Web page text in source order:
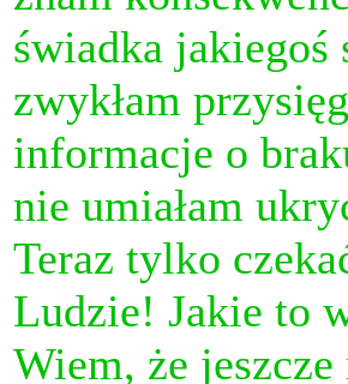
świadka jakiegoś
zwykłam
informacje o
nie umiałam
Teraz tylko
Ludzie! Jakie to
Wiem, że